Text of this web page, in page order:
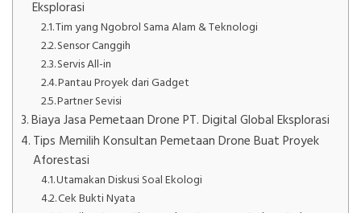
Eksplorasi
Tim yang Ngobrol Sama Alam & Teknologi
Sensor Canggih
Servis All-in
Pantau Proyek dari Gadget
Partner Sevisi
Biaya Jasa Pemetaan Drone PT. Digital Global Eksplorasi
Tips Memilih Konsultan Pemetaan Drone Buat Proyek
Aforestasi
Utamakan Diskusi Soal Ekologi
Cek Bukti Nyata